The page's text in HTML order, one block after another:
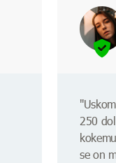
250
se on